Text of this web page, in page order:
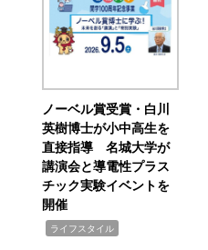
ノーベル賞受賞・白川
英樹博士が小中高生を
直接指導 名城大学が
講演会と導電性プラス
チック実験イベントを
開催
ライフスタイル